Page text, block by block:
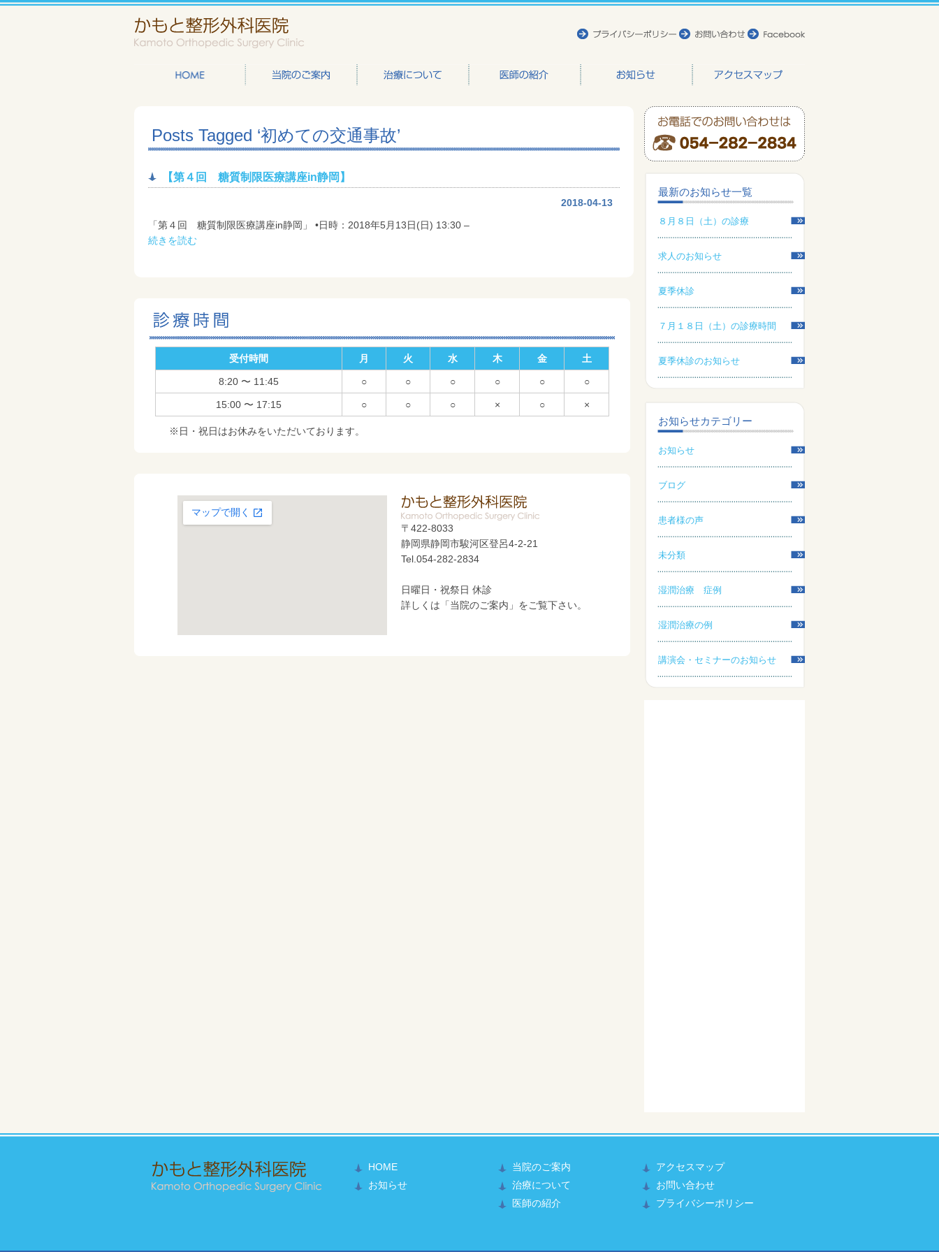
Posts Tagged ‘初めての交通事故’
【第４回 糖質制限医療講座in静岡】
2018-04-13
「第４回 糖質制限医療講座in静岡」 •日時：2018年5月13日(日) 13:30 –
続きを読む
最新のお知らせ一覧
８月８日（土）の診療
求人のお知らせ
夏季休診
７月１８日（土）の診療時間
夏季休診のお知らせ
お知らせカテゴリー
お知らせ
ブログ
患者様の声
未分類
湿潤治療 症例
湿潤治療の例
講演会・セミナーのお知らせ
受付時間 月 火 水 木 金 土
8:20 〜 11:45 ○ ○ ○ ○ ○ ○
15:00 〜 17:15 ○ ○ ○ × ○ ×
※日・祝日はお休みをいただいております。
〒422-8033
静岡県静岡市駿河区登呂4-2-21
Tel.054-282-2834
日曜日・祝祭日 休診
詳しくは「当院のご案内」をご覧下さい。
かもと整形外科医院
HOME
お知らせ
当院のご案内
治療について
医師の紹介
アクセスマップ
お問い合わせ
プライバシーポリシー